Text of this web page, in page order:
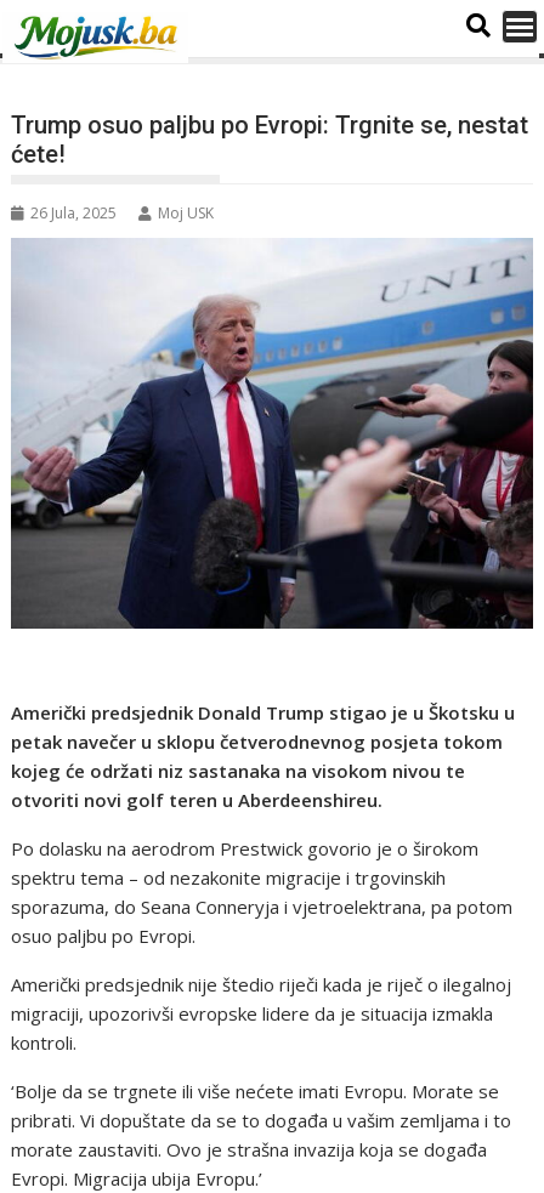
Trump osuo paljbu po Evropi: Trgnite se, nestat
ćete!
26 Jula, 2025 Moj USK
Američki predsjednik Donald Trump stigao je u Škotsku u
petak navečer u sklopu četverodnevnog posjeta tokom
kojeg će održati niz sastanaka na visokom nivou te
otvoriti novi golf teren u Aberdeenshireu.
Po dolasku na aerodrom Prestwick govorio je o širokom
spektru tema – od nezakonite migracije i trgovinskih
sporazuma, do Seana Conneryja i vjetroelektrana, pa potom
osuo paljbu po Evropi.
Američki predsjednik nije štedio riječi kada je riječ o ilegalnoj
migraciji, upozorivši evropske lidere da je situacija izmakla
kontroli.
‘Bolje da se trgnete ili više nećete imati Evropu. Morate se
pribrati. Vi dopuštate da se to događa u vašim zemljama i to
morate zaustaviti. Ovo je strašna invazija koja se događa
Evropi. Migracija ubija Evropu.’